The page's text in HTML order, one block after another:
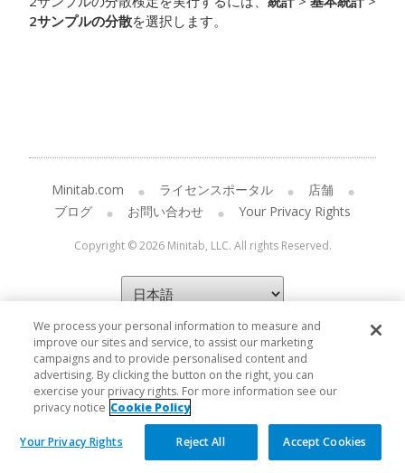
2サンプルの分散を選択します。
Minitab.com ライセンスポータル
店舗
ブログ
お問い合わせ Your Privacy Rights
Copyright © 2026 Minitab, LLC. All rights Reserved.
We process your personal information to measure and
improve our sites and service, to assist our marketing
campaigns and to provide personalised content and
advertising. By clicking the button on the right, you can
exercise your privacy rights. For more information see our
privacy notice Cookie Policy
Your Privacy Rights Reject All Accept Cookies